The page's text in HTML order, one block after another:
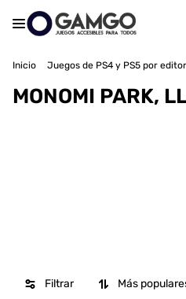
Inicio Juegos de PS4 y PS5 por
MONOMI PARK,
Filtrar Más